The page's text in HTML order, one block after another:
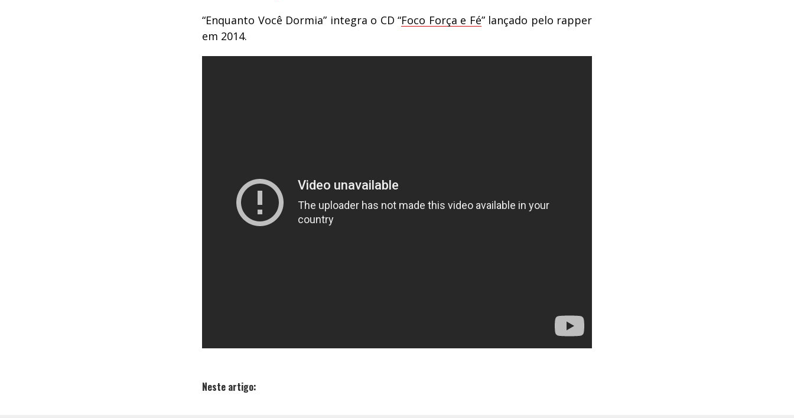
“Enquanto Você Dormia” integra o CD “Foco Força e Fé” lançado pelo rapper
em 2014.
Neste artigo: